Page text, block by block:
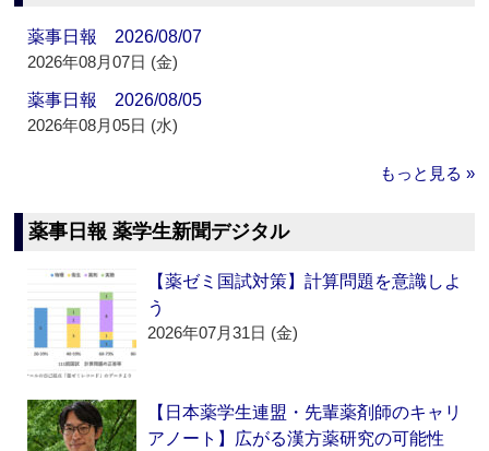
薬事日報 2026/08/07
2026年08月07日 (金)
薬事日報 2026/08/05
2026年08月05日 (水)
もっと見る »
薬事日報 薬学生新聞デジタル
【薬ゼミ国試対策】計算問題を意識しよ
う
2026年07月31日 (金)
【日本薬学生連盟・先輩薬剤師のキャリ
アノート】広がる漢方薬研究の可能性